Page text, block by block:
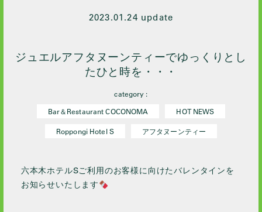
2023.01.24 update
ジュエルアフタヌーンティーでゆっくりとし
たひと時を・・・
category :
Bar＆Restaurant COCONOMA
HOT NEWS
Roppongi Hotel S アフタヌーンティー
六本木ホテルSご利用のお客様に向けたバレンタインを
お知らせいたします